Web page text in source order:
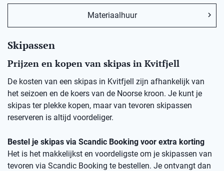
Materiaalhuur
Skipassen
Prijzen en kopen van skipas in Kvitfjell
De kosten van een skipas in Kvitfjell zijn afhankelijk van
het seizoen en de koers van de Noorse kroon. Je kunt je
skipas ter plekke kopen, maar van tevoren skipassen
reserveren is altijd voordeliger.
Bestel je skipas via Scandic Booking voor extra korting
Het is het makkelijkst en voordeligste om je skipassen van
tevoren via Scandic Booking te bestellen. Je ontvangt dan